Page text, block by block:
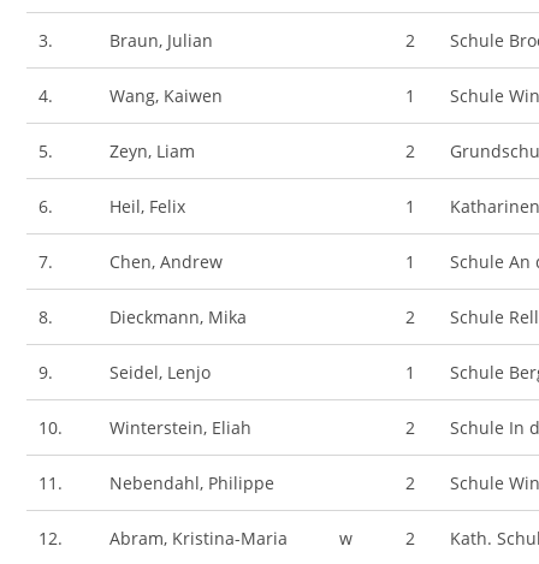
3. Braun, Julian 2 Schule
4. Wang, Kaiwen 1 Schule
5. Zeyn, Liam 2
6. Heil, Felix 1
7. Chen, Andrew 1 Schule An
8. Dieckmann, Mika 2 Schule
9. Seidel, Lenjo 1 Schule
10. Winterstein, Eliah 2 Schule In
11. Nebendahl, Philippe 2 Schule
12. Abram, Kristina-Maria w 2 Kath.